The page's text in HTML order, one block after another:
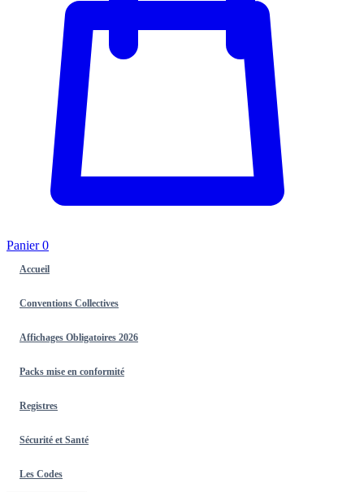
Panier0
Accueil
Conventions Collectives
Affichages Obligatoires 2026
Packs mise en conformité
Registres
Sécurité et Santé
Les Codes